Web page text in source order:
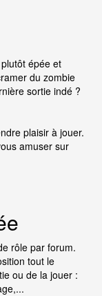
épée et
du zombie
sortie indé ?
plaisir à jouer.
amuser sur
rôle par forum.
tout le
ou de la jouer :